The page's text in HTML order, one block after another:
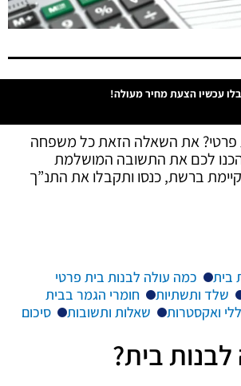
עכשיו הצעת מחיר מעולה!
פרטי? את השאלה הזאת כל משפחה
לכם את התשובה המושלמת
ברשת, כנסו ותקבלו את התנ”ך
בית
כמה עולה לבנות בית פרטי
שלד ותשתיות
חומרי הגמר בבית
ואקסטרות שאלות ותשובות סיכום
בית?